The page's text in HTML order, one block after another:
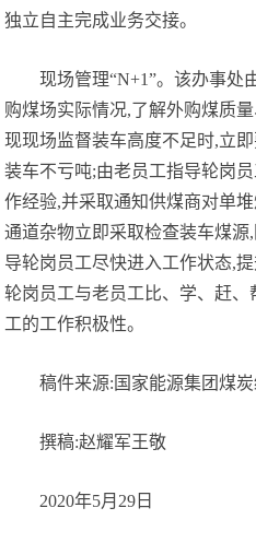
独立自主完成业务交接。
现场管理“N+1”。该办事处
购煤场实际情况,了解外购煤质
现现场监督装车高度不足时,立
装车不亏吨;由老员工指导轮岗
作经验,并采取通知供煤商对单
通道杂物立即采取检查装车煤源
导轮岗员工尽快进入工作状态,
轮岗员工与老员工比、学、赶
工的工作积极性。
稿件来源:国家能源集团煤
撰稿:赵耀军王敬
2020年5月29日